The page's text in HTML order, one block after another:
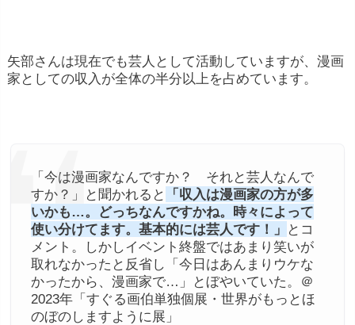
矢部さんは現在でも芸人として活動していますが、漫画
家としての収入が全体の半分以上を占めています。
「今は漫画家なんですか？ それと芸人なんで
すか？」と聞かれると
「収入は漫画家の方が多
いかも…。どっちなんですかね。時々によって
使い分けてます。基本的には芸人です！」 とコ
メント。しかしイベント終盤ではあまり笑いが
取れなかったと反省し「今日はあんまりウケな
かったから、漫画家で…」とぼやいていた。＠
2023年「すぐる画伯単独個展・世界がもっとほ
のぼのしますように展」